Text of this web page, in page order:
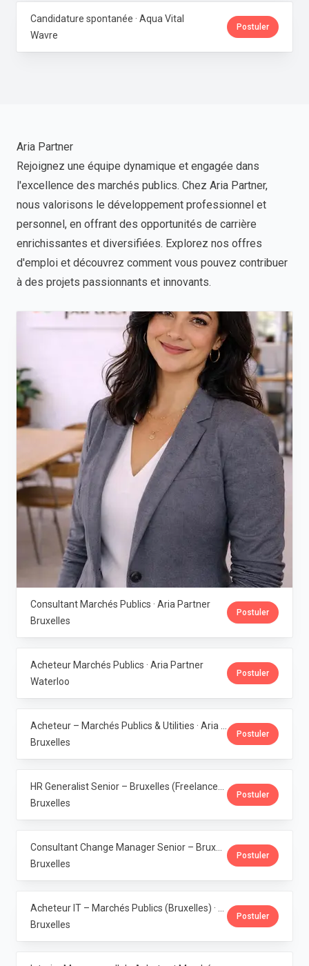
Candidature spontanée · Aqua Vital
Wavre
Postuler
Aria Partner
Rejoignez une équipe dynamique et engagée dans
l'excellence des marchés publics. Chez Aria Partner,
nous valorisons le développement professionnel et
personnel, en offrant des opportunités de carrière
enrichissantes et diversifiées. Explorez nos offres
d'emploi et découvrez comment vous pouvez contribuer
à des projets passionnants et innovants.
Consultant Marchés Publics · Aria Partner
Bruxelles
Postuler
Acheteur Marchés Publics · Aria Partner
Waterloo
Postuler
Bruxelles
Postuler
Bruxelles
Postuler
Bruxelles
Postuler
Bruxelles
Postuler